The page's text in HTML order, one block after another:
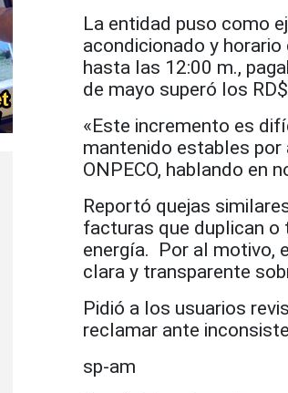
La entidad puso como
acondicionado y horario
hasta las 12:00 m.,
de mayo superó los
«Este incremento es
mantenido estables por
ONPECO, hablando en
Reportó quejas
facturas que duplican o
energía. Por al motivo,
clara y transparente
Pidió a los usuarios
reclamar ante
sp-am